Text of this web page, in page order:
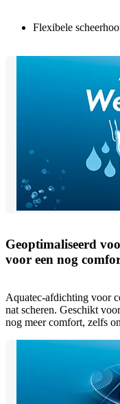
Flexibele
Geoptimaliseerd
voor een nog
Aquatec-afdichting voor
nat scheren. Geschikt
nog meer comfort, zelfs